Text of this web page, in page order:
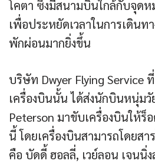
โคตา ซึ่งมีสนามบินใกล้กับจุด
เพื่อประหยัดเวลาในการเดินท
พักผ่อนมากยิ่งขึ้น
บริษัท Dwyer Flying Service
เครื่องบินนั้น ได้ส่งนักบินหนุ่มวั
Peterson มาขับเครื่องบินให้ร็
นี้ โดยเครื่องบินสามารถโดยส
คือ บัดดี้ ฮอลลี่, เวย์ลอน เจนนิ่